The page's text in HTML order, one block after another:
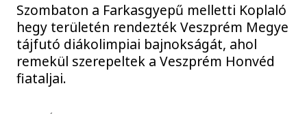
Szombaton a Farkasgyepű melletti Koplaló
hegy területén rendezték Veszprém Megye
tájfutó diákolimpiai bajnokságát, ahol
remekül szerepeltek a Veszprém Honvéd
fiataljai.